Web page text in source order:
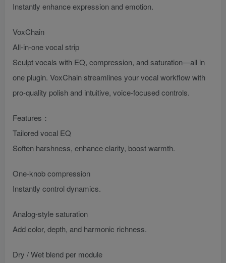
Instantly enhance expression and emotion.
VoxChain
All-in-one vocal strip
Sculpt vocals with EQ, compression, and saturation—all in
one plugin. VoxChain streamlines your vocal workflow with
pro-quality polish and intuitive, voice-focused controls.
Features：
Tailored vocal EQ
Soften harshness, enhance clarity, boost warmth.
One-knob compression
Instantly control dynamics.
Analog-style saturation
Add color, depth, and harmonic richness.
Dry / Wet blend per module